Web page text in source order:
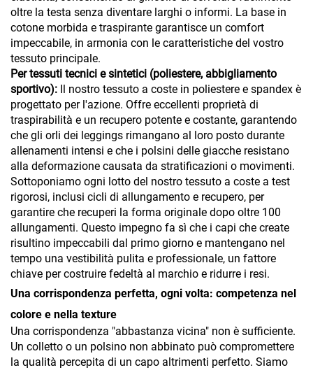
oltre la testa senza diventare larghi o informi. La base in
cotone morbida e traspirante garantisce un comfort
impeccabile, in armonia con le caratteristiche del vostro
tessuto principale.
Per tessuti tecnici e sintetici (poliestere, abbigliamento
sportivo):
Il nostro tessuto a coste in poliestere e spandex è
progettato per l'azione. Offre eccellenti proprietà di
traspirabilità e un recupero potente e costante, garantendo
che gli orli dei leggings rimangano al loro posto durante
allenamenti intensi e che i polsini delle giacche resistano
alla deformazione causata da stratificazioni o movimenti.
Sottoponiamo ogni lotto del nostro tessuto a coste a test
rigorosi, inclusi cicli di allungamento e recupero, per
garantire che recuperi la forma originale dopo oltre 100
allungamenti. Questo impegno fa sì che i capi che create
risultino impeccabili dal primo giorno e mantengano nel
tempo una vestibilità pulita e professionale, un fattore
chiave per costruire fedeltà al marchio e ridurre i resi.
Una corrispondenza perfetta, ogni volta: competenza nel
colore e nella texture
Una corrispondenza "abbastanza vicina" non è sufficiente.
Un colletto o un polsino non abbinato può compromettere
la qualità percepita di un capo altrimenti perfetto. Siamo